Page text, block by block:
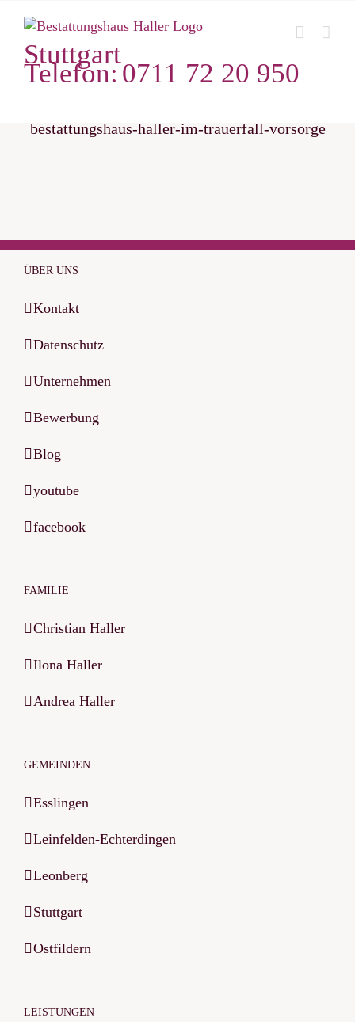
Inhalt
springenStuttgart
Telefon:0711 72 20 950
bestattungshaus-haller-im-trauerfall-vorsorge
ÜBER UNS
Kontakt
Datenschutz
Unternehmen
Bewerbung
Blog
youtube
facebook
FAMILIE
Christian Haller
Ilona Haller
Andrea Haller
GEMEINDEN
Esslingen
Leinfelden-Echterdingen
Leonberg
Stuttgart
Ostfildern
LEISTUNGEN